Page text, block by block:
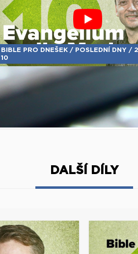
BIBLE PRO DNEŠEK / POSLEDNÍ DNY /
10
DALŠÍ DÍLY